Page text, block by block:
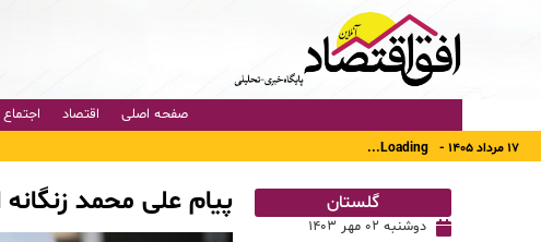
صفحه اصلی اقتصاد اجتماع
۱۷ مرداد ۱۴۰۵ - Loading...
گلستان
دوشنبه ۰۲ مهر ۱۴۰۳
پیام علی محمد